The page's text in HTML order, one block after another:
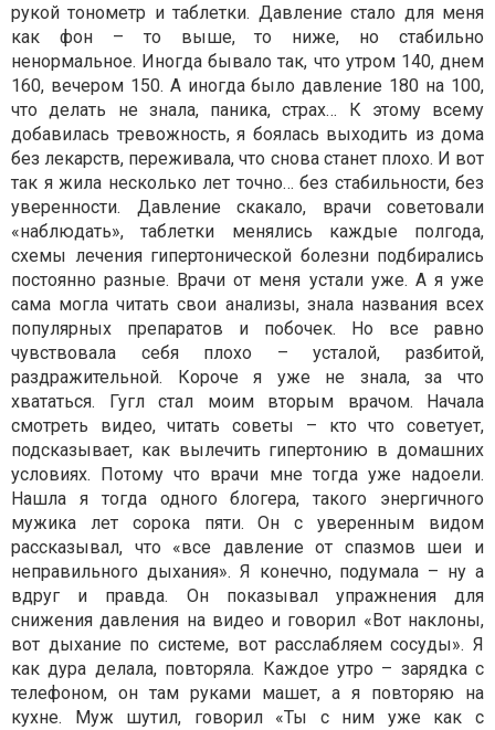
рукой тонометр и таблетки. Давление стало для меня
как фон – то выше, то ниже, но стабильно
ненормальное. Иногда бывало так, что утром 140, днем
160, вечером 150. А иногда было давление 180 на 100,
что делать не знала, паника, страх… К этому всему
добавилась тревожность, я боялась выходить из дома
без лекарств, переживала, что снова станет плохо. И вот
так я жила несколько лет точно… без стабильности, без
уверенности. Давление скакало, врачи советовали
«наблюдать», таблетки менялись каждые полгода,
схемы лечения гипертонической болезни подбирались
постоянно разные. Врачи от меня устали уже. А я уже
сама могла читать свои анализы, знала названия всех
популярных препаратов и побочек. Но все равно
чувствовала себя плохо – усталой, разбитой,
раздражительной. Короче я уже не знала, за что
хвататься. Гугл стал моим вторым врачом. Начала
смотреть видео, читать советы – кто что советует,
подсказывает, как вылечить гипертонию в домашних
условиях. Потому что врачи мне тогда уже надоели.
Нашла я тогда одного блогера, такого энергичного
мужика лет сорока пяти. Он с уверенным видом
рассказывал, что «все давление от спазмов шеи и
неправильного дыхания». Я конечно, подумала – ну а
вдруг и правда. Он показывал упражнения для
снижения давления на видео и говорил «Вот наклоны,
вот дыхание по системе, вот расслабляем сосуды». Я
как дура делала, повторяла. Каждое утро – зарядка с
телефоном, он там руками машет, а я повторяю на
кухне. Муж шутил, говорил «Ты с ним уже как с